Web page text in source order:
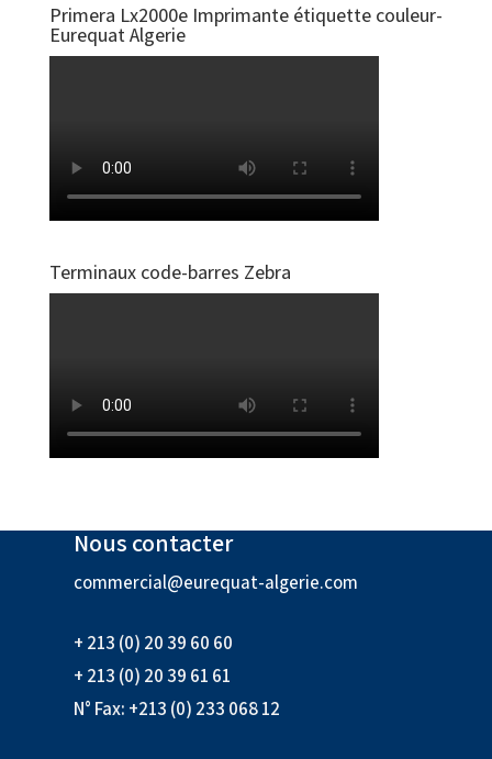
Primera Lx2000e Imprimante étiquette couleur-
Eurequat Algerie
Terminaux code-barres Zebra
Nous contacter
commercial@eurequat-algerie.com
+ 213 (0) 20 39 60 60
+ 213 (0) 20 39 61 61
N° Fax: +213 (0) 233 068 12